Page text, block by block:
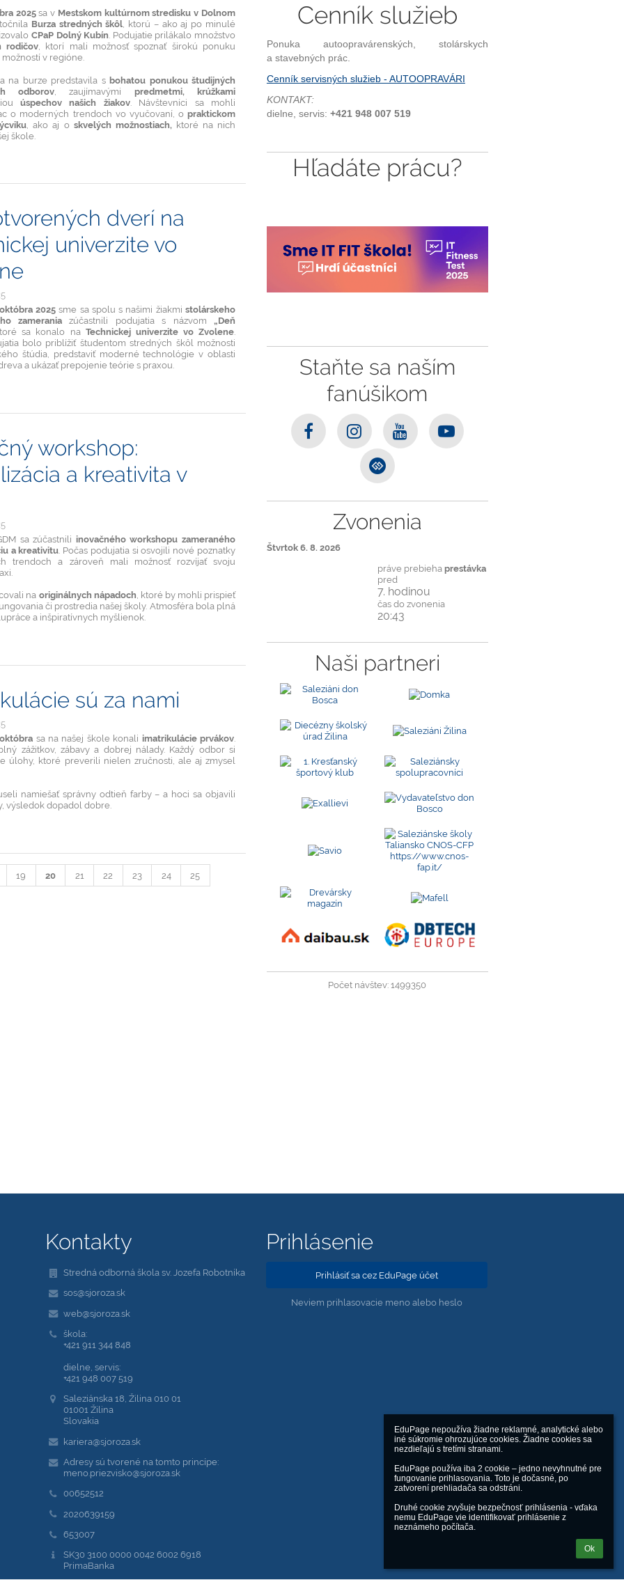
EduPage nepoužíva žiadne reklamné, analytické alebo
iné súkromie ohrozujúce cookies. Žiadne cookies sa
nezdieľajú s tretími stranami.
EduPage používa iba 2 cookie – jedno nevyhnutné pre
fungovanie prihlasovania. Toto je dočasné, po
zatvorení prehliadača sa odstráni.
Druhé cookie zvyšuje bezpečnosť prihlásenia - vďaka
nemu EduPage vie identifikovať prihlásenie z
neznámeho počítača.
Ok
2025sa v Mestskom kultúrnom stredisku v Dolnom
Burza stredných škôl , ktorú – ako aj po minulé
CPaP Dolný Kubín . Podujatie prilákalo množstvo
rodičov , ktorí mali možnosť spoznať širokú ponuku
v regióne.
na burze predstavila sbohatou ponukou študijných
odborov, zaujímavými predmetmi, krúžkami
úspechov našich žiakov. Návštevníci sa mohli
o moderných trendoch vo vyučovaní, o praktickom
, ako aj o skvelých možnostiach, ktoré na nich
škole.
dverí na
univerzite vo
2025 sme sa spolu s našimi žiakmi stolárskeho
zamerania zúčastnili podujatia s názvom „Deň
sa konalo na Technickej univerzite vo Zvolene.
bolo priblížiť študentom stredných škôl možnosti
štúdia, predstaviť moderné technológie v oblasti
a ukázať prepojenie teórie s praxou.
workshop:
a kreativita v
sa zúčastnili inovačného workshopu zameraného
a kreativitu . Počas podujatia si osvojili nové poznatky
trendoch a zároveň mali možnosť rozvíjať svoju
na originálnych nápadoch , ktoré by mohli prispieť
či prostredia našej školy. Atmosféra bola plná
a inšpiratívnych myšlienok.
sú za nami
sa na našej škole konali imatrikulácie prvákov.
zážitkov, zábavy a dobrej nálady. Každý odbor si
úlohy, ktoré preverili nielen zručnosti, ale aj zmysel
namiešať správny odtieň farby – a hoci sa objavili
výsledok dopadol dobre.
19 20 21 22 23 24
25
Cenník služieb
Ponuka autoopravárenských, stolárskych
a stavebných prác.
Cenník servisných služieb - AUTOOPRAVÁRI
KONTAKT:
dielne, servis: +421 948 007 519
Hľadáte prácu?
Staňte sa naším
fanúšikom
Zvonenia
Štvrtok 6. 8. 2026
práve prebieha prestávka
pred
7. hodinou
čas do zvonenia
20:42
Naši partneri
Počet návštev: 1499350
Kontakty
Stredná odborná škola sv. Jozefa Robotníka
sos@sjoroza.sk
web@sjoroza.sk
škola:
+421 911 344 848
dielne, servis:
+421 948 007 519
Saleziánska 18, Žilina 010 01
01001 Žilina
Slovakia
kariera@sjoroza.sk
Adresy sú tvorené na tomto princípe:
meno.priezvisko@sjoroza.sk
00652512
2020639159
653007
SK30 3100 0000 0042 6002 6918
PrimaBanka
Prihlásenie
Prihlásiť sa cez EduPage účet
Neviem prihlasovacie meno alebo heslo